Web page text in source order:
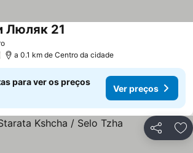
Люляк 21
a 0.1 km de Centro da cidade
para ver os preços
Ver preços
Partilhar